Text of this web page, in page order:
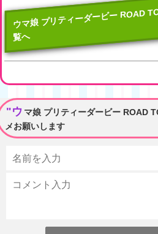
ウマ娘 プリティーダービー ROAD
覧へ
"ウ マ娘 プリティーダービー ROAD
メお願いします